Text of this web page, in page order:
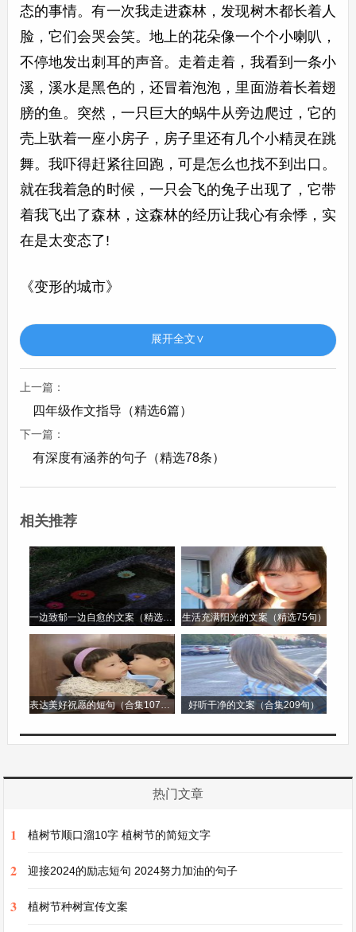
态的事情。有一次我走进森林，发现树木都长着人
脸，它们会哭会笑。地上的花朵像一个个小喇叭，
不停地发出刺耳的声音。走着走着，我看到一条小
溪，溪水是黑色的，还冒着泡泡，里面游着长着翅
膀的鱼。突然，一只巨大的蜗牛从旁边爬过，它的
壳上驮着一座小房子，房子里还有几个小精灵在跳
舞。我吓得赶紧往回跑，可是怎么也找不到出口。
就在我着急的时候，一只会飞的兔子出现了，它带
着我飞出了森林，这森林的经历让我心有余悸，实
在是太变态了!
《变形的城市》
有一天，我发现我生活的城市变得变态起来。汽车
都长出了脚，在街上慢悠悠地走着，还会时不时地
停下来聊天。建筑物也开始变形，有的变成了巨大
的蘑菇，有的变成了弯弯的香蕉。人们的身体也发
生了变化，有的人脑袋变成了灯泡，有的人手臂变
成了弹簧。我走在马路上，看到一只狗竟然在开飞
机，而飞机是用面包做的。商店里卖的东西更是奇
怪，有会唱歌的铅笔，还有能自动写作业的本子。
一个疯狂的世界。
《恐怖的学校》
我的学校在一夜之间变得无比恐怖和变态。教室里
的桌椅都活了过来，它们会自己移动，还会把同学
们的书包藏起来。黑板上的字会自己跳动，变成各
种奇怪的符号。老师们的身体也变得透明，讲课的
的时候，操场变成了一片沼泽，同学们都陷了进
膀，在房间里飞来飞去，还会攻击人。我和同学们
展开全文∨
上一篇：
四年级作文指导（精选6篇）
下一篇：
有深度有涵养的句子（精选78条）
相关推荐
一边致郁一边自愈的文案（精选96句） 生活充满阳光的文案（精选75句）
表达美好祝愿的短句（合集107句） 好听干净的文案（合集209句）
热门文章
1 植树节顺口溜10字 植树节的简短文字
2 迎接2024的励志短句 2024努力加油的句子
3 植树节种树宣传文案